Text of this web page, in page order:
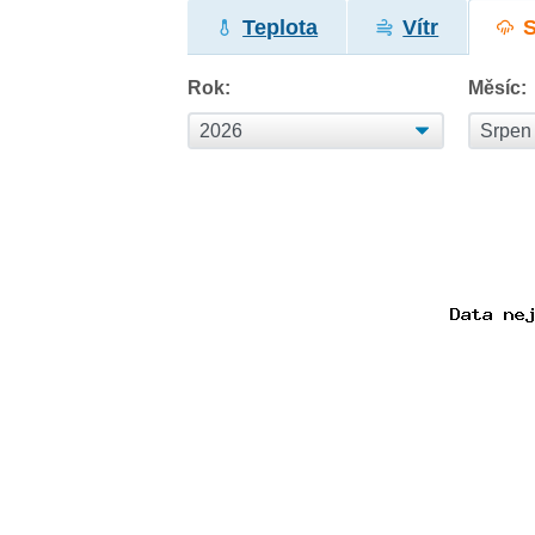
Teplota Vítr
Rok: Měsíc: